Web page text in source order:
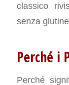
classico
senza
Perché i
Perché